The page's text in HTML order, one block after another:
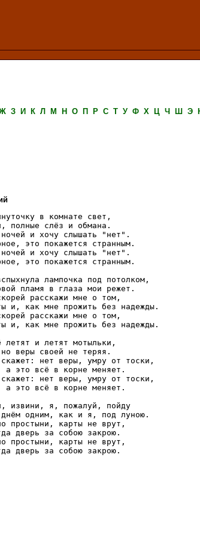
З И К Л М Н О П Р С Т У Ф Х Ц Ч Ш Э
в комнате свет,
полные слёз и обмана.
и хочу слышать "нет".
это покажется странным.
и хочу слышать "нет".
это покажется странным.
лампочка под потолком,
пламя в глаза мои режет.
расскажи мне о том,
и, как мне прожить без надежды.
расскажи мне о том,
и, как мне прожить без надежды.
и летят мотыльки,
веры своей не теряя.
нет веры, умру от тоски,
а это всё в корне меняет.
нет веры, умру от тоски,
а это всё в корне меняет.
извини, я, пожалуй, пойду
одним, как и я, под луною.
простыни, карты не врут,
дверь за собою закрою.
простыни, карты не врут,
дверь за собою закрою.